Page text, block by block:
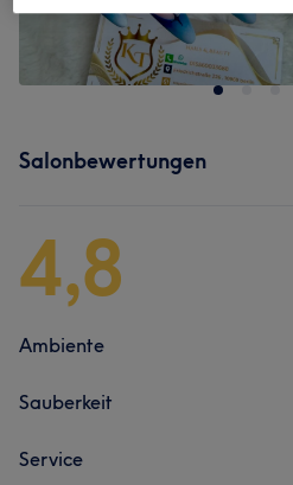
Salonbewertungen
4,8
Ambiente
Sauberkeit
Service